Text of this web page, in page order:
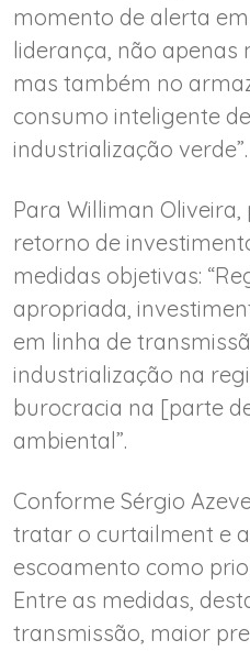
momento de alerta
liderança, não
mas também no
consumo inteligente
industrialização verde”.
Para Williman
retorno de
medidas objetivas:
apropriada,
em linha de
industrialização na
burocracia na [parte
ambiental”.
Conforme Sérgio
tratar o curtailment e
escoamento como
Entre as medidas,
transmissão, maior